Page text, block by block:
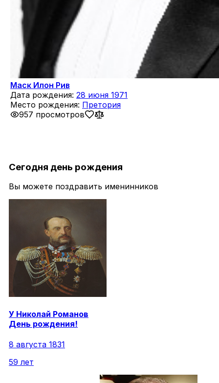
Маск Илон Рив
Дата рождения: 28 июня 1971
Место рождения: Претория
957 просмотров
Сегодня день рождения
Вы можете поздравить именинников
У Николай Романов
День рождения!
8 августа 1831
59 лет